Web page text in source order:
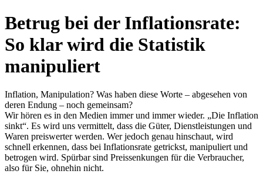
Betrug bei der Inflationsrate:
So klar wird die Statistik
manipuliert
Inflation, Manipulation? Was haben diese Worte – abgesehen von
deren Endung – noch gemeinsam?
Wir hören es in den Medien immer und immer wieder. „Die Inflation
sinkt“. Es wird uns vermittelt, dass die Güter, Dienstleistungen und
Waren preiswerter werden. Wer jedoch genau hinschaut, wird
schnell erkennen, dass bei Inflationsrate getrickst, manipuliert und
betrogen wird. Spürbar sind Preissenkungen für die Verbraucher,
also für Sie, ohnehin nicht.